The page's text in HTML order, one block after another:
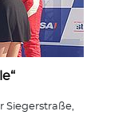
Siegerstraße,